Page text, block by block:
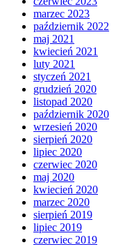
marzec 2023
październik 2022
maj 2021
kwiecień 2021
luty 2021
styczeń 2021
grudzień 2020
listopad 2020
październik 2020
wrzesień 2020
sierpień 2020
lipiec 2020
czerwiec 2020
maj 2020
kwiecień 2020
marzec 2020
sierpień 2019
lipiec 2019
czerwiec 2019